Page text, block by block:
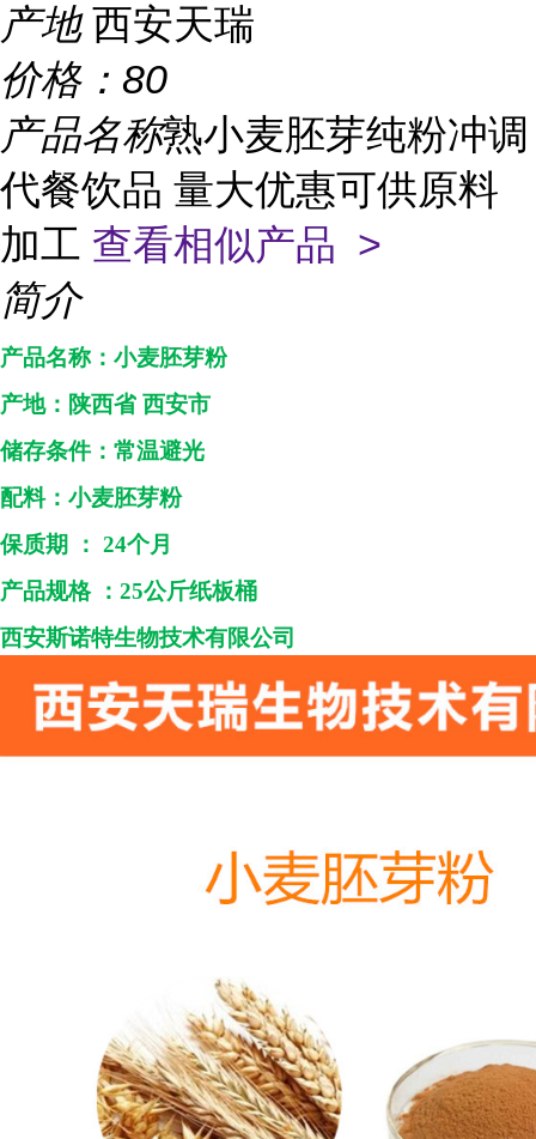
产地 西安天瑞
价格： 80
产品名称熟小麦胚芽纯粉冲调
代餐饮品 量大优惠可供原料
加工 查看相似产品 >
简介
产品名称： 小麦胚芽粉
产地： 陕西省 西安市
储存条件：常温避光
配料： 小麦胚芽粉
保质期
： 24个月
产品规格
： 25公斤纸板桶
西安斯诺特生物技术有限公司